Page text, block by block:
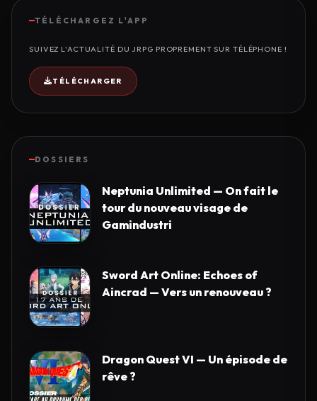
TÉLÉCHARGEZ L'APP
SUIVEZ L'ACTUALITÉ DU JRPG PROPREMENT SUR TÉLÉPHONE !
TÉLÉCHARGER
DOSSIERS
Neptunia Unlimited — On fait le
tour du nouveau visage de
Gamindustri
Sword Art Online: Echoes of
Aincrad — Vers un renouveau ?
Dragon Quest VI — Un épisode de
rêve ?